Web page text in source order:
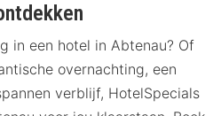
in een hotel in Abtenau? Of
overnachting, een
verblijf, HotelSpecials